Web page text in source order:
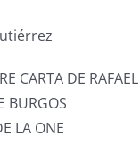
CARTA DE
BURGOS
LA ONE